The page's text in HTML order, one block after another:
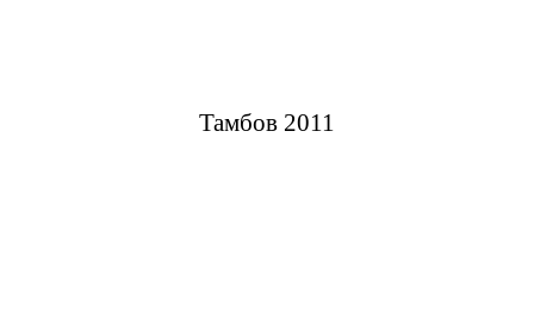
Тамбов 2011